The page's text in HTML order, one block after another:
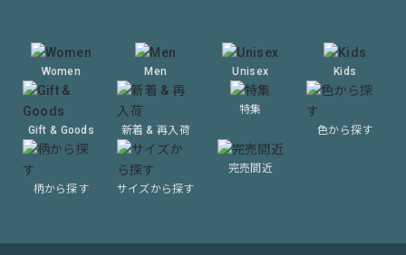
Women Men Unisex Kids
Gift & Goods 新着 & 再入荷
特集
色から探す
柄から探す サイズから探す
完売間近